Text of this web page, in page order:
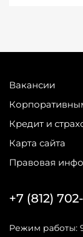
Вакансии
Кредит и
Карта сайта
Правовая
+7 (812) 702-
Режим работы: